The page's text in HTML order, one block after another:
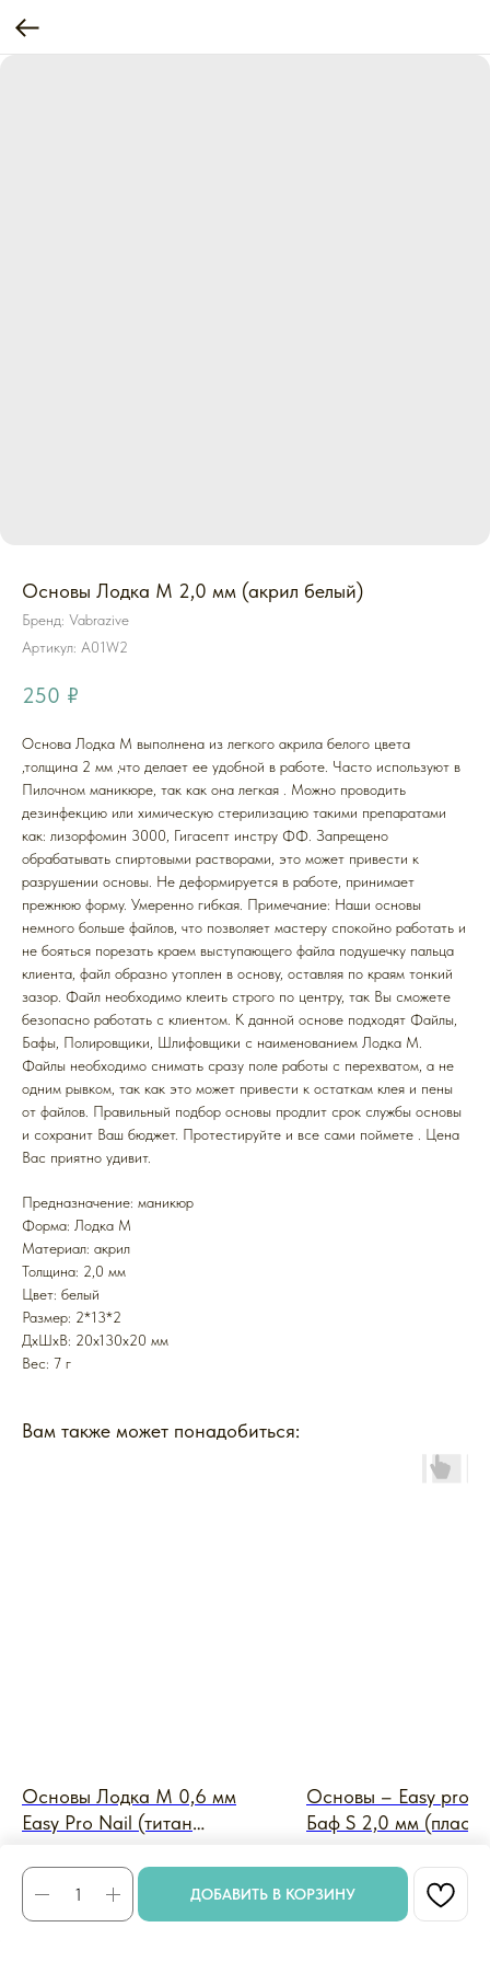
Основы Лодка M 2,0 мм (акрил белый)
Бренд: Vabrazive
Артикул: A01W2
250 ₽
ДОБАВИТЬ В КОРЗИНУ
Основа Лодка M выполнена из легкого акрила белого цвета
,толщина 2 мм ,что делает ее удобной в работе. Часто используют в
Пилочном маникюре, так как она легкая . Можно проводить
дезинфекцию или химическую стерилизацию такими препаратами
как: лизорфомин 3000, Гигасепт инстру ФФ. Запрещено
обрабатывать спиртовыми растворами, это может привести к
разрушении основы. Не деформируется в работе, принимает
прежнюю форму. Умеренно гибкая. Примечание: Наши основы
немного больше файлов, что позволяет мастеру спокойно работать и
не бояться порезать краем выступающего файла подушечку пальца
клиента, файл образно утоплен в основу, оставляя по краям тонкий
зазор. Файл необходимо клеить строго по центру, так Вы сможете
безопасно работать с клиентом. К данной основе подходят Файлы,
Бафы, Полировщики, Шлифовщики с наименованием Лодка М.
Файлы необходимо снимать сразу поле работы с перехватом, а не
одним рывком, так как это может привести к остаткам клея и пены
от файлов. Правильный подбор основы продлит срок службы основы
и сохранит Ваш бюджет. Протестируйте и все сами поймете . Цена
Вас приятно удивит.
Предназначение: маникюр
Форма: Лодка M
Mатериал: акрил
Толщина: 2,0 мм
Цвет: белый
Размер: 2*13*2
ДxШxВ: 20x130x20 мм
Вес: 7 г
Вам также может понадобиться:
Основы Лодка M 0,6 мм
Easy Pro Nail (титан
610
Основы – Easy pro
Баф S 2,0 мм
144 ₽